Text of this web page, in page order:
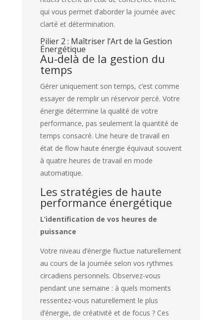
qui vous permet d’aborder la journée avec
clarté et détermination.
Pilier 2 : Maîtriser l’Art de la Gestion
Énergétique
Au-delà de la gestion du
temps
Gérer uniquement son temps, c’est comme
essayer de remplir un réservoir percé. Votre
énergie détermine la qualité de votre
performance, pas seulement la quantité de
temps consacré. Une heure de travail en
état de flow haute énergie équivaut souvent
à quatre heures de travail en mode
automatique.
Les stratégies de haute
performance énergétique
L’identification de vos heures de
puissance
Votre niveau d’énergie fluctue naturellement
au cours de la journée selon vos rythmes
circadiens personnels. Observez-vous
pendant une semaine : à quels moments
ressentez-vous naturellement le plus
d’énergie, de créativité et de focus ? Ces